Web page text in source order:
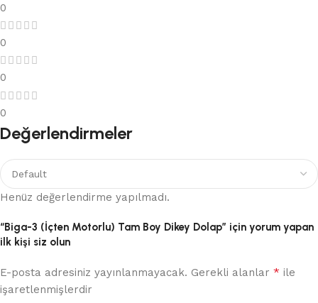
0
0
0
0
Değerlendirmeler
Henüz değerlendirme yapılmadı.
“Biga-3 (İçten Motorlu) Tam Boy Dikey Dolap” için yorum yapan
ilk kişi siz olun
E-posta adresiniz yayınlanmayacak. Gerekli alanlar * ile
işaretlenmişlerdir